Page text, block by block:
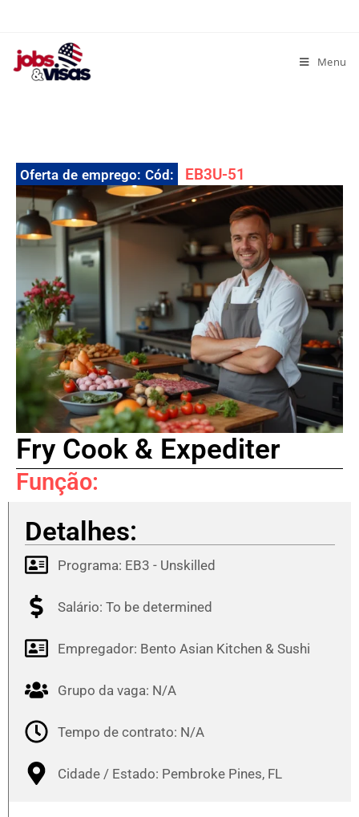
Menu
Oferta de emprego: Cód: EB3U-51
Fry Cook & Expediter
Função:
Detalhes:
Programa: EB3 - Unskilled
Salário: To be determined
Empregador: Bento Asian Kitchen & Sushi
Grupo da vaga: N/A
Tempo de contrato: N/A
Cidade / Estado: Pembroke Pines, FL